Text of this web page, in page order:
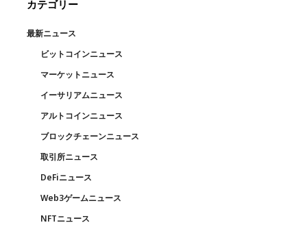
カテゴリー
最新ニュース
ビットコインニュース
マーケットニュース
イーサリアムニュース
アルトコインニュース
ブロックチェーンニュース
取引所ニュース
DeFiニュース
Web3ゲームニュース
NFTニュース